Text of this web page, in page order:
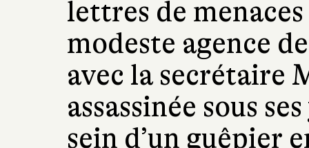
lettres de menaces
modeste agence
avec la secrétaire
assassinée sous
sein d’un guêpier